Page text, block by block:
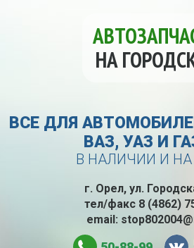
НА
ВСЕ ДЛЯ
ВАЗ, УАЗ И
В НАЛИЧИИ И НА
г. Орел, ул.
тел/факс 8 (4862)
email: